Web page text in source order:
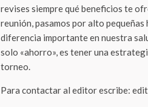
revises siempre qué beneficios te
reunión, pasamos por alto pequeñas
diferencia importante en nuestra
solo «ahorro», es tener una
torneo.
Para contactar al editor escribe: